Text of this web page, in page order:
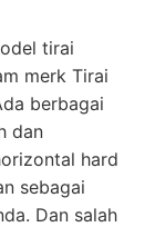
tirai
merk Tirai
berbagai
dan
hard
sebagai
Dan salah